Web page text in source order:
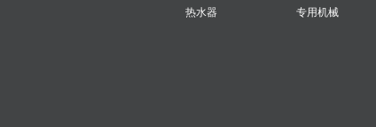
热水器
专用机械